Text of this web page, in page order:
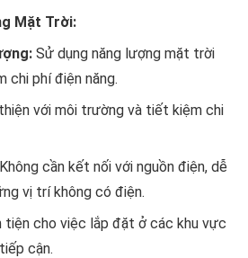
Mặt Trời:
Sử dụng năng lượng mặt trời
chi phí điện năng.
với môi trường và tiết kiệm chi
Không cần kết nối với nguồn điện, dễ
vị trí không có điện.
tiện cho việc lắp đặt ở các khu vực
cận.